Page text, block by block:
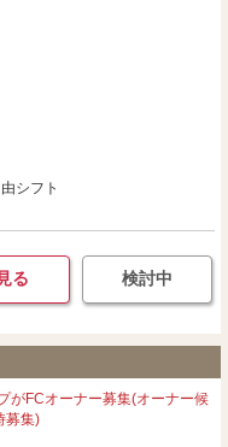
シフト
る 検討中
がFCオーナー募集(オーナー候
募集)